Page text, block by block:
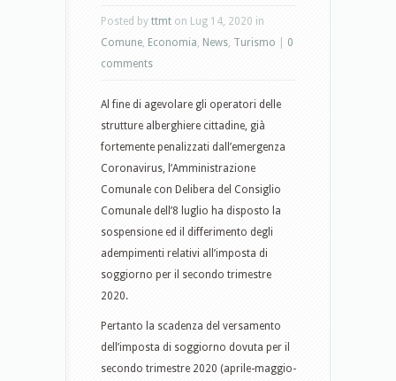
Posted by ttmt on Lug 14, 2020 in
Comune, Economia, News, Turismo
0
comments
Al fine di agevolare gli operatori delle
strutture alberghiere cittadine, già
fortemente penalizzati dall’emergenza
Coronavirus, l’Amministrazione
Comunale con Delibera del Consiglio
Comunale dell’8 luglio ha disposto la
sospensione ed il differimento degli
adempimenti relativi all’imposta di
soggiorno per il secondo trimestre
2020.
Pertanto la scadenza del versamento
dell’imposta di soggiorno dovuta per il
secondo trimestre 2020 (aprile-maggio-